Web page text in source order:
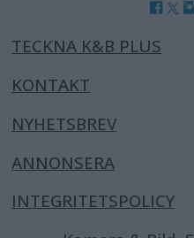
TECKNA K&B PLUS
KONTAKT
NYHETSBREV
ANNONSERA
INTEGRITETSPOLICY